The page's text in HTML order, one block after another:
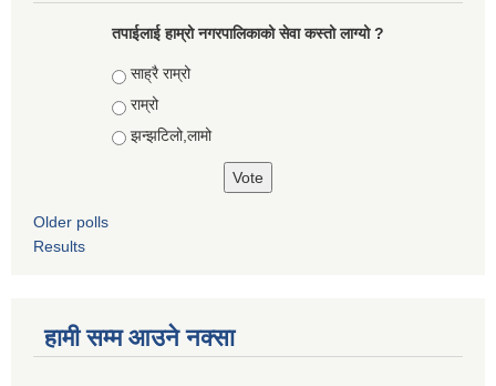
तपाईलाई हाम्रो नगरपालिकाको सेवा कस्तो लाग्यो ?
Choices
साह्रै राम्रो
राम्रो
झन्झटिलो,लामो
Older polls
Results
हामी सम्म आउने नक्सा